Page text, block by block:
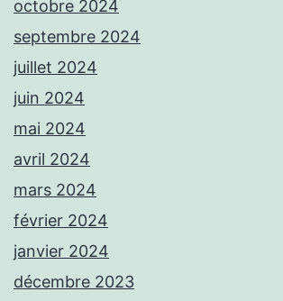
octobre 2024
septembre 2024
juillet 2024
juin 2024
mai 2024
avril 2024
mars 2024
février 2024
janvier 2024
décembre 2023